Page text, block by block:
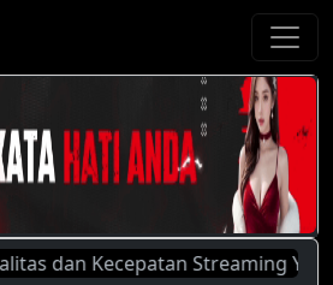
dan Kecepatan Streaming